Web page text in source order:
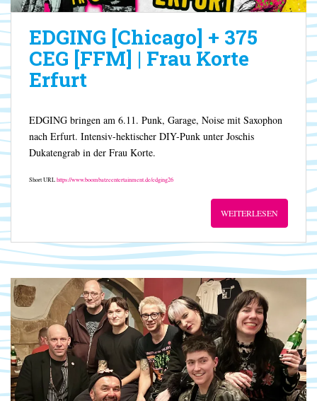
EDGING [Chicago] + 375
CEG [FFM] | Frau Korte
Erfurt
EDGING bringen am 6.11. Punk, Garage, Noise mit Saxophon
nach Erfurt. Intensiv-hektischer DIY-Punk unter Joschis
Dukatengrab in der Frau Korte.
Short URLhttps://www.boombatzeentertainment.de/edging26
WEITERLESEN